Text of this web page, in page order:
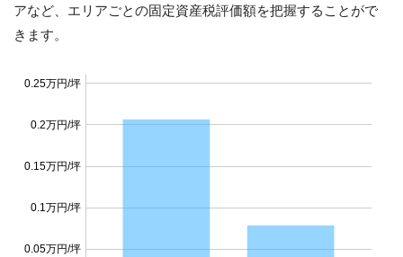
アなど、エリアごとの固定資産税評価額を把握することがで
きます。
0.05万円/坪
0.1万円/坪
0.15万円/坪
0.2万円/坪
0.25万円/坪